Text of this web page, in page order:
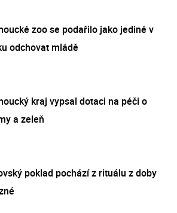
zoo se podařilo jako jediné v
odchovat mládě
kraj vypsal dotaci na péči o
a zeleň
poklad pochází z rituálu z doby